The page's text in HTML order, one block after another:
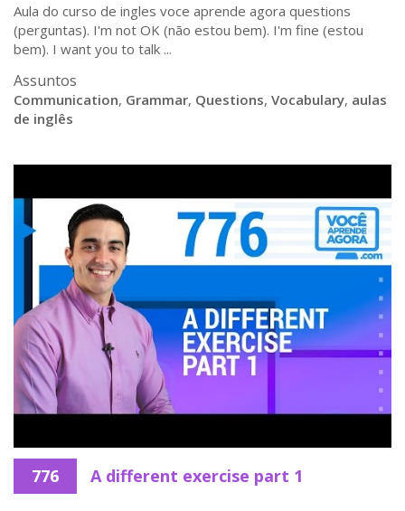
Aula do curso de ingles voce aprende agora questions
(perguntas). I'm not OK (não estou bem). I'm fine (estou
bem). I want you to talk ...
Assuntos
Communication, Grammar, Questions, Vocabulary, aulas
de inglês
776 A different exercise part 1